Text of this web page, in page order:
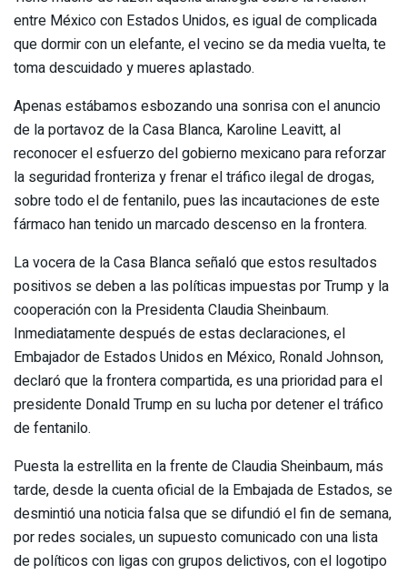
entre México con Estados Unidos, es igual de complicada
que dormir con un elefante, el vecino se da media vuelta, te
toma descuidado y mueres aplastado.
Apenas estábamos esbozando una sonrisa con el anuncio
de la portavoz de la Casa Blanca, Karoline Leavitt, al
reconocer el esfuerzo del gobierno mexicano para reforzar
la seguridad fronteriza y frenar el tráfico ilegal de drogas,
sobre todo el de fentanilo, pues las incautaciones de este
fármaco han tenido un marcado descenso en la frontera.
La vocera de la Casa Blanca señaló que estos resultados
positivos se deben a las políticas impuestas por Trump y la
cooperación con la Presidenta Claudia Sheinbaum.
Inmediatamente después de estas declaraciones, el
Embajador de Estados Unidos en México, Ronald Johnson,
declaró que la frontera compartida, es una prioridad para el
presidente Donald Trump en su lucha por detener el tráfico
de fentanilo.
Puesta la estrellita en la frente de Claudia Sheinbaum, más
tarde, desde la cuenta oficial de la Embajada de Estados, se
desmintió una noticia falsa que se difundió el fin de semana,
por redes sociales, un supuesto comunicado con una lista
de políticos con ligas con grupos delictivos, con el logotipo